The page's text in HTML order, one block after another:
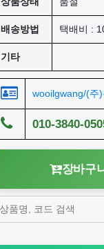
배송방법 택배비 :
기타
wooilgwang/(주
010-3840-
장바구